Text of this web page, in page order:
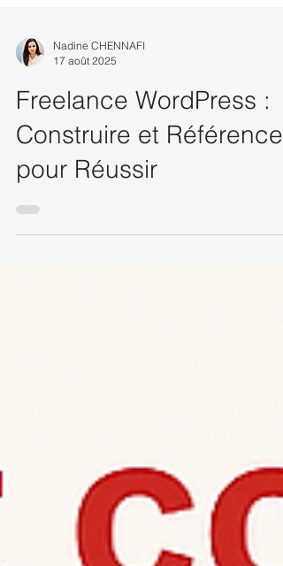
17 août 2025
Freelance WordPress :
Construire et Référencer
pour Réussir